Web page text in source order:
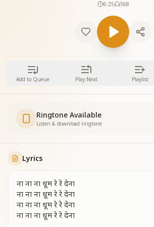
6:25
568
Add to Queue Play Next Playlist
Ringtone Available
Listen & download ringtone
Lyrics
ना ना ना धूम रे रे देना
ना ना ना धूम रे रे देना
ना ना ना धूम रे रे देना
ना ना ना धूम रे रे देना